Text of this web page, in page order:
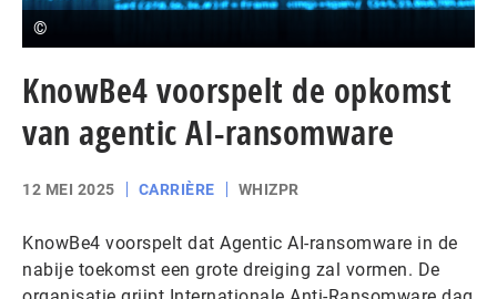
©
KnowBe4 voorspelt de opkomst
van agentic AI-ransomware
12 MEI 2025 CARRIÈRE WHIZPR
KnowBe4 voorspelt dat Agentic AI-ransomware in de
nabije toekomst een grote dreiging zal vormen. De